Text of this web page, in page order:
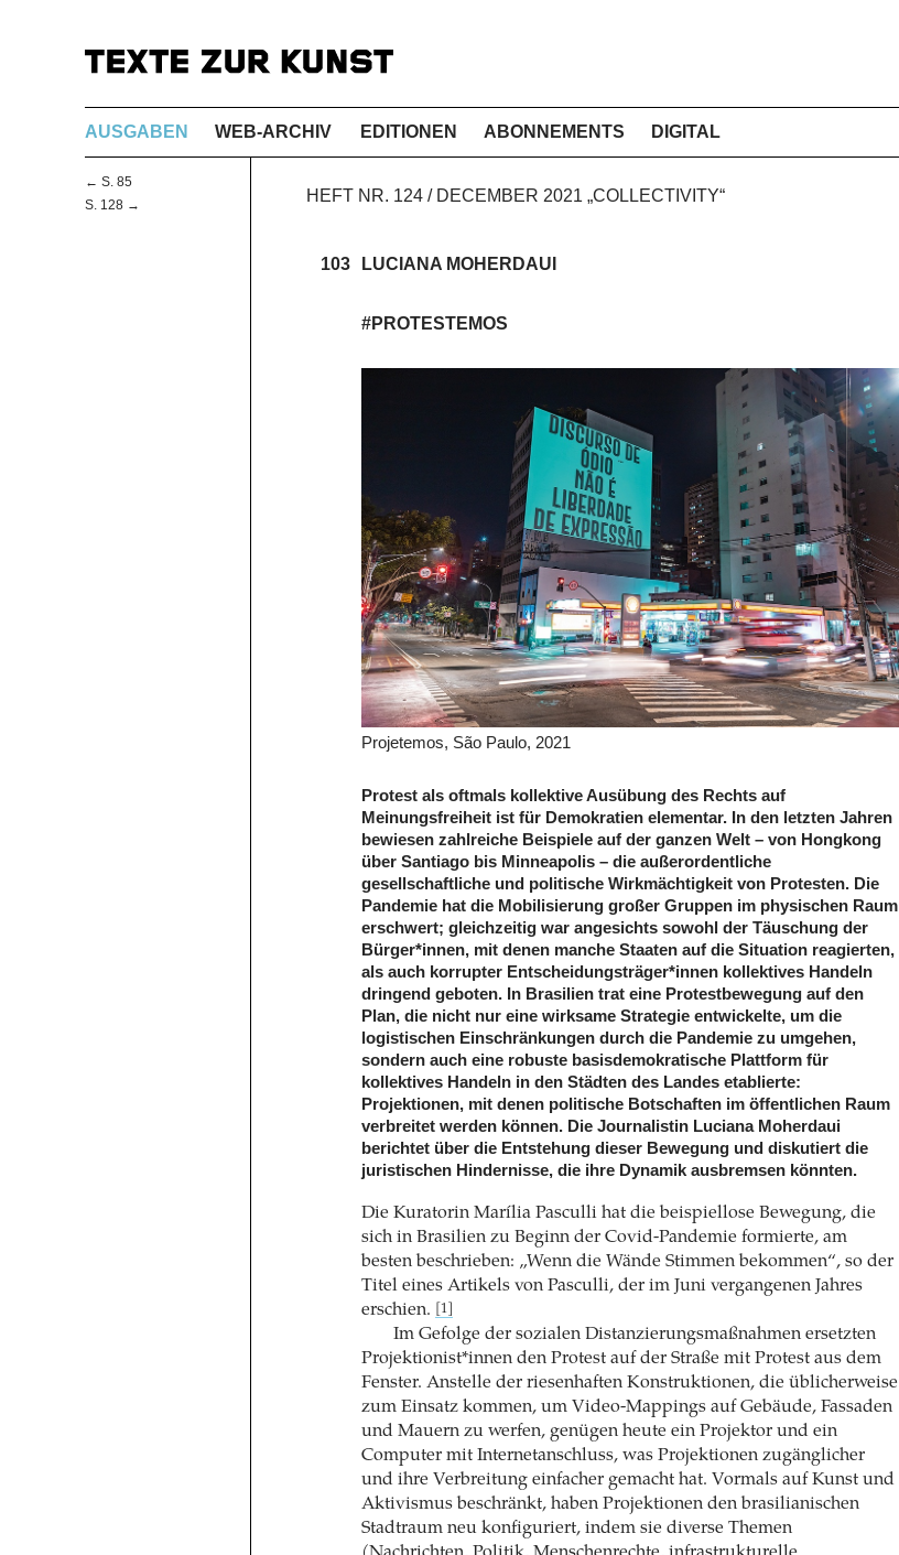
AUSGABEN WEB-ARCHIV EDITIONEN ABONNEMENTS DIGITAL
← S. 85
S. 128 →
HEFT NR. 124 / DECEMBER 2021 „COLLECTIVITY“
103 LUCIANA MOHERDAUI
#PROTESTEMOS
Projetemos, São Paulo, 2021
Protest als oftmals kollektive Ausübung des Rechts auf
Meinungsfreiheit ist für Demokratien elementar. In den letzten Jahren
bewiesen zahlreiche Beispiele auf der ganzen Welt – von Hongkong
über Santiago bis Minneapolis – die außerordentliche
gesellschaftliche und politische Wirkmächtigkeit von Protesten. Die
Pandemie hat die Mobilisierung großer Gruppen im physischen Raum
erschwert; gleichzeitig war angesichts sowohl der Täuschung der
Bürger*innen, mit denen manche Staaten auf die Situation reagierten,
als auch korrupter Entscheidungsträger*innen kollektives Handeln
dringend geboten. In Brasilien trat eine Protestbewegung auf den
Plan, die nicht nur eine wirksame Strategie entwickelte, um die
logistischen Einschränkungen durch die Pandemie zu umgehen,
sondern auch eine robuste basisdemokratische Plattform für
kollektives Handeln in den Städten des Landes etablierte:
Projektionen, mit denen politische Botschaften im öffentlichen Raum
verbreitet werden können. Die Journalistin Luciana Moherdaui
berichtet über die Entstehung dieser Bewegung und diskutiert die
juristischen Hindernisse, die ihre Dynamik ausbremsen könnten.
Die Kuratorin Marília Pasculli hat die beispiellose Bewegung, die
sich in Brasilien zu Beginn der Covid-Pandemie formierte, am
besten beschrieben: „Wenn die Wände Stimmen bekommen“, so der
Titel eines Artikels von Pasculli, der im Juni vergangenen Jahres
erschien.
[1]
Im Gefolge der sozialen Distanzierungsmaßnahmen ersetzten
Projektionist*innen den Protest auf der Straße mit Protest aus dem
Fenster. Anstelle der riesenhaften Konstruktionen, die üblicherweise
zum Einsatz kommen, um Video-Mappings auf Gebäude, Fassaden
und Mauern zu werfen, genügen heute ein Projektor und ein
Computer mit Internetanschluss, was Projektionen zugänglicher
und ihre Verbreitung einfacher gemacht hat. Vormals auf Kunst und
Aktivismus beschränkt, haben Projektionen den brasilianischen
Stadtraum neu konfiguriert, indem sie diverse Themen